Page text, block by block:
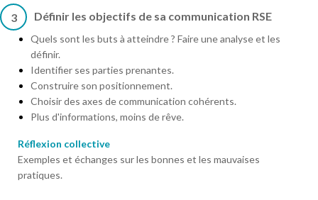
3 Définir les objectifs de sa communication RSE
Quels sont les buts à atteindre ? Faire une analyse et les
définir.
Identifier ses parties prenantes.
Construire son positionnement.
Choisir des axes de communication cohérents.
Plus d'informations, moins de rêve.
Réflexion collective
Exemples et échanges sur les bonnes et les mauvaises
pratiques.